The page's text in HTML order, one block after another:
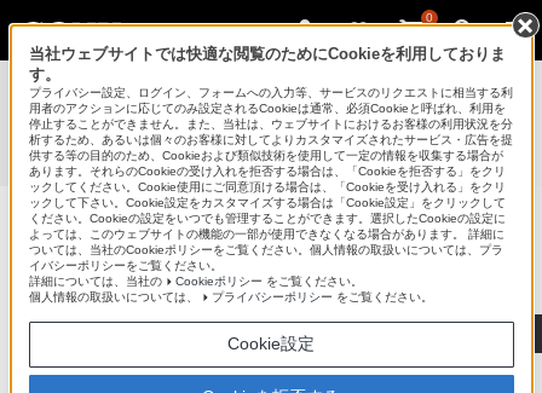
0
使いかたマニュアル（取扱説明 Web版）
BDZ-FBT4000 / BDZ-FBT3000 / BDZ-FBT2000 / BDZ-
FBT1000 / BDZ-FBW2000 / BDZ-FBW1000 使いかたマニュ
アル
ブルーレイディスク/DVDレコーダー
サポート・お問い合わせ
当社ウェブサイトでは快適な閲覧のためにCookieを利用しておりま
す。
プライバシー設定、ログイン、フォームへの入力等、サービスのリクエストに相当する利
用者のアクションに応じてのみ設定されるCookieは通常、必須Cookieと呼ばれ、利用を
停止することができません。また、当社は、ウェブサイトにおけるお客様の利用状況を分
析するため、あるいは個々のお客様に対してよりカスタマイズされたサービス・広告を提
供する等の目的のため、Cookieおよび類似技術を使用して一定の情報を収集する場合が
あります。それらのCookieの受け入れを拒否する場合は、「Cookieを拒否する」をクリ
ックしてください。Cookie使用にご同意頂ける場合は、「Cookieを受け入れる」をクリ
ックして下さい。Cookie設定をカスタマイズする場合は「Cookie設定」をクリックして
ください。Cookieの設定をいつでも管理することができます。選択したCookieの設定に
よっては、このウェブサイトの機能の一部が使用できなくなる場合があります。 詳細に
ついては、当社のCookieポリシーをご覧ください。個人情報の取扱いについては、プラ
イバシーポリシーをご覧ください。
詳細については、当社の
Cookieポリシー をご覧ください。
個人情報の取扱いについては、
プライバシーポリシー をご覧ください。
Cookie設定